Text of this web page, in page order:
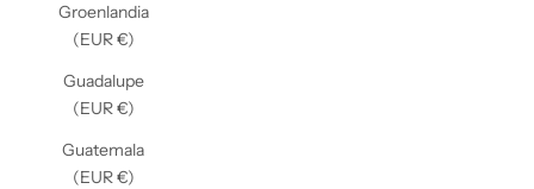
Groenlandia
(EUR €)
Guadalupe
(EUR €)
Guatemala
(EUR €)